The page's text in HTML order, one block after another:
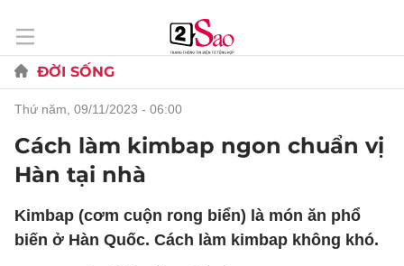
ĐỜI SỐNG
thứ năm, 09/11/2023 - 06:00
Cách làm kimbap ngon chuẩn vị
Hàn tại nhà
Kimbap (cơm cuộn rong biển) là món ăn phổ
biến ở Hàn Quốc. Cách làm kimbap không khó.